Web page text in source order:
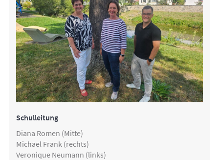
Schulleitung
Diana Romen (Mitte)
Michael Frank (rechts)
Veronique Neumann (links)